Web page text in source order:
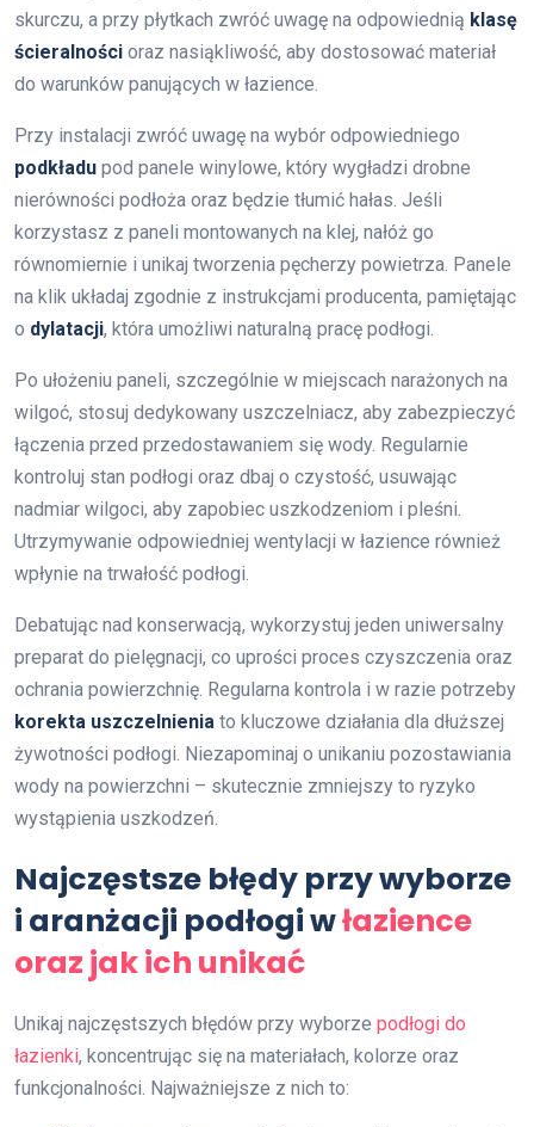
skurczu, a przy płytkach zwróć uwagę na odpowiednią klasę
ścieralności oraz nasiąkliwość, aby dostosować materiał
do warunków panujących w łazience.
Przy instalacji zwróć uwagę na wybór odpowiedniego
podkładu pod panele winylowe, który wygładzi drobne
nierówności podłoża oraz będzie tłumić hałas. Jeśli
korzystasz z paneli montowanych na klej, nałóż go
równomiernie i unikaj tworzenia pęcherzy powietrza. Panele
na klik układaj zgodnie z instrukcjami producenta, pamiętając
o dylatacji, która umożliwi naturalną pracę podłogi.
Po ułożeniu paneli, szczególnie w miejscach narażonych na
wilgoć, stosuj dedykowany uszczelniacz, aby zabezpieczyć
łączenia przed przedostawaniem się wody. Regularnie
kontroluj stan podłogi oraz dbaj o czystość, usuwając
nadmiar wilgoci, aby zapobiec uszkodzeniom i pleśni.
Utrzymywanie odpowiedniej wentylacji w łazience również
wpłynie na trwałość podłogi.
Debatując nad konserwacją, wykorzystuj jeden uniwersalny
preparat do pielęgnacji, co uprości proces czyszczenia oraz
ochrania powierzchnię. Regularna kontrola i w razie potrzeby
korekta uszczelnienia to kluczowe działania dla dłuższej
żywotności podłogi. Niezapominaj o unikaniu pozostawiania
wody na powierzchni – skutecznie zmniejszy to ryzyko
wystąpienia uszkodzeń.
Najczęstsze błędy przy wyborze
i aranżacji podłogi włazience
oraz jak ich unikać
Unikaj najczęstszych błędów przy wyborze podłogi do
łazienki, koncentrując się na materiałach, kolorze oraz
funkcjonalności. Najważniejsze z nich to: